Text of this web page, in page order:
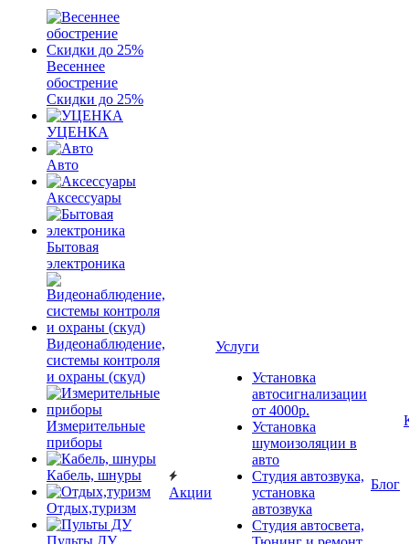
Весеннее
обострение
Скидки до 25%
УЦЕНКА
Авто
Аксессуары
Бытовая
электроника
Видеонаблюдение,
системы контроля
и охраны (скуд)
Измерительные
приборы
Кабель, шнуры
Отдых,туризм
Пульты ДУ
Акции
Услуги
Установка
автосигнализации
от 4000р.
Установка
шумоизоляции в
авто
Студия автозвука,
установка
автозвука
Студия автосвета,
Блог